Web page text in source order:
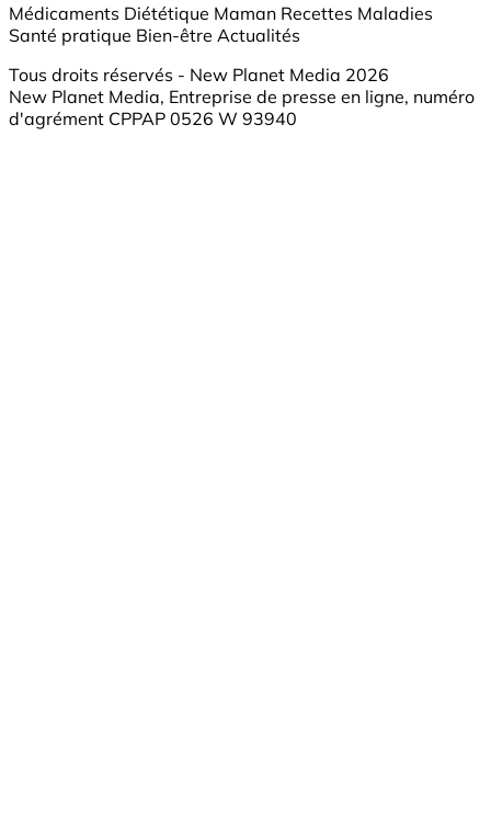
Médicaments Diététique Maman Recettes Maladies
Santé pratique Bien-être Actualités
Tous droits réservés - New Planet Media 2026
New Planet Media, Entreprise de presse en ligne, numéro
d'agrément CPPAP 0526 W 93940